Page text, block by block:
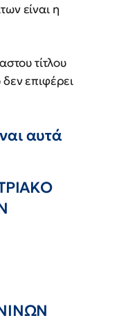
είναι η
τίτλου
επιφέρει